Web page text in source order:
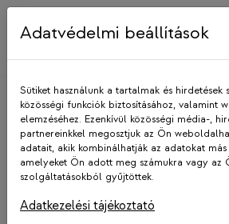
Skip
Közösségi
Program
Adatvédelmi beállítások
Sütiket használunk a tartalmak és hirdetések
közösségi funkciók biztosításához, valamint
elemzéséhez. Ezenkívül közösségi média-,
partnereinkkel megosztjuk az Ön
adatait, akik kombinálhatják az adatokat
amelyeket Ön adott meg számukra vagy az
szolgáltatásokból gyűjtöttek.
Adatkezelési tájékoztató